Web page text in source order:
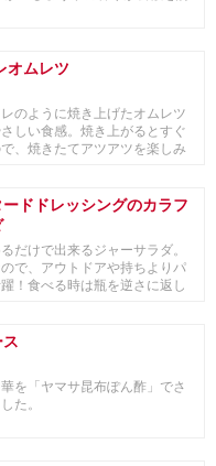
オムレツ
のように焼き上げたオムレツ
しい食感。焼き上がるとすぐ
、焼きたてアツアツを楽しみ
ドドレッシングのカラフ
だけで出来るジャーサラダ。
で、アウトドアや持ちよりパ
！食べる時は瓶を逆さに返し
を「ヤマサ昆布ぽん酢」でさ
た。